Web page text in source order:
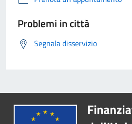
Problemi in città
Segnala disservizio